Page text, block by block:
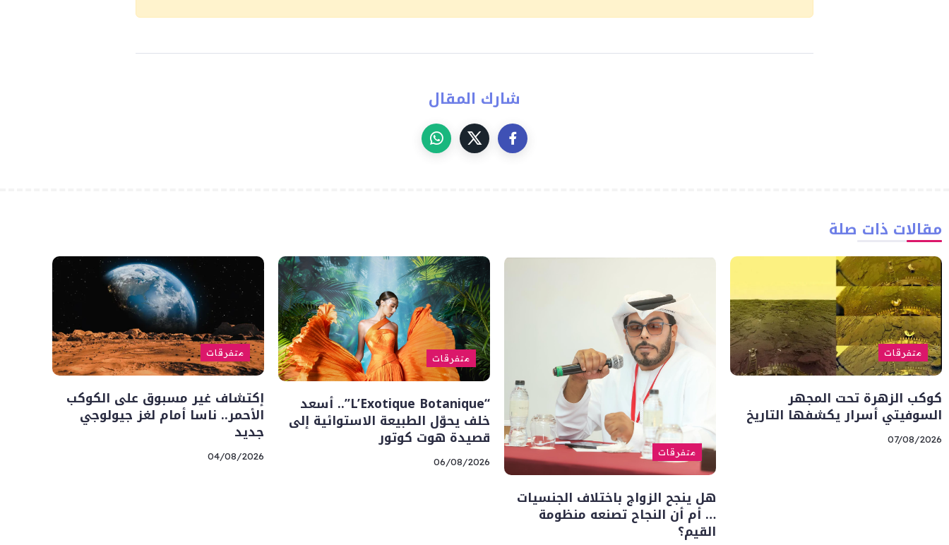
شارك المقال
مقالات ذات صلة
متفرقات
كوكب الزهرة تحت المجهر
السوفيتي أسرار يكشفها التاريخ
07/08/2026
متفرقات
هل ينجح الزواج باختلاف الجنسيات
… أم أن النجاح تصنعه منظومة
القيم؟
متفرقات
“L’Exotique Botanique”.. أسعد
خلف يحوّل الطبيعة الاستوائية إلى
قصيدة هوت كوتور
06/08/2026
متفرقات
إكتشاف غير مسبوق على الكوكب
الأحمر.. ناسا أمام لغز جيولوجي
جديد
04/08/2026